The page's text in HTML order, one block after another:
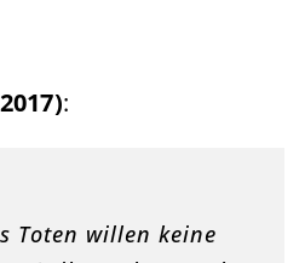
:
Toten willen keine